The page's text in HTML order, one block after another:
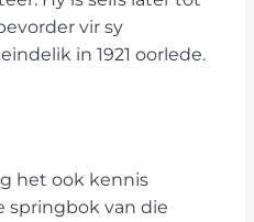
vir sy
in 1921 oorlede.
het ook kennis
springbok van die